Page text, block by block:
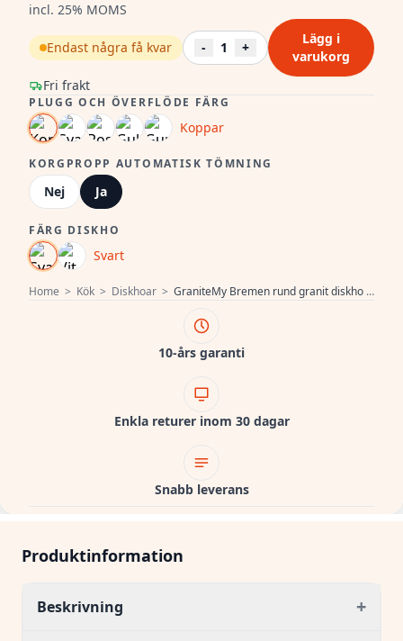
Home > Kök > Diskhoar > GraniteMy Bremen rund granit diskho 43 cm svart, överbyggnad och underbyggnad, med kranhålsbänk och automatisk kopparplugg 1208971838
incl. 25% MOMS
Fri frakt
Endast några få kvar - 1 +
Lägg i
varukorg
PLUGG OCH ÖVERFLÖDE FÄRG
Koppar
KORGPROPP AUTOMATISK TÖMNING
Nej Ja
FÄRG DISKHO
Svart
10-års garanti
Enkla returer inom 30 dagar
Snabb leverans
Produktinformation
Beskrivning +